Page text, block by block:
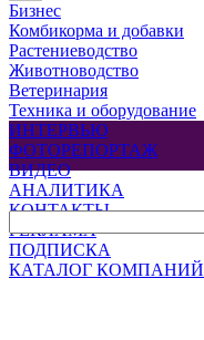
Бизнес
Комбикорма и добавки
Растениеводство
Животноводство
Ветеринария
Техника и оборудование
ИНТЕРВЬЮ
ФОТОРЕПОРТАЖ
ВИДЕО
АНАЛИТИКА
КОНТАКТЫ
РЕКЛАМА
ПОДПИСКА
КАТАЛОГ КОМПАНИЙ